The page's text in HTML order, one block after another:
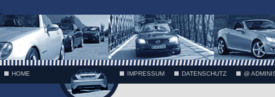
;
HOME IMPRESSUM DATENSCHUTZ @